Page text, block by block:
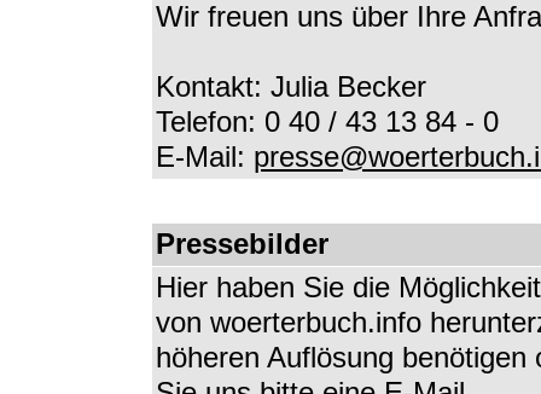
Wir freuen uns über Ihre
Kontakt: Julia Becker
Telefon: 0 40 / 43 13 84 - 0
E-Mail:
Pressebilder
Hier haben Sie die
von woerterbuch.info
höheren Auflösung